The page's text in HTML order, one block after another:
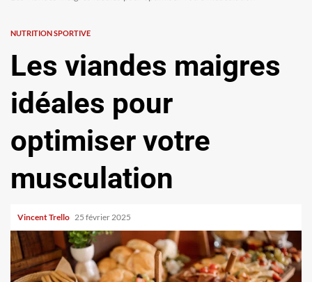
NUTRITION SPORTIVE
Les viandes maigres
idéales pour
optimiser votre
musculation
Vincent Trello 25 février 2025